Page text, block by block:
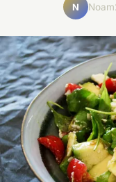
N Noam